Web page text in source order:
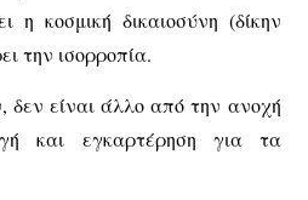
η κοσμική δικαιοσύνη (δίκην
την ισορροπία.
δεν είναι άλλο από την ανοχή
και εγκαρτέρηση για τα